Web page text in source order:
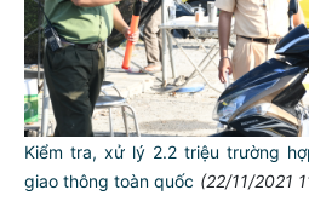
Kiểm tra, xử lý 2.2 triệu trường
giao thông toàn quốc (22/11/2021